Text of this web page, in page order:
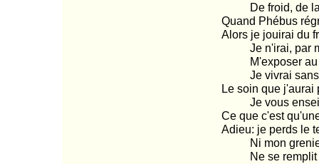
De froid, de
Quand Phébus
Alors je jouirai du
Je n'irai, par
M'exposer au
Je vivrai sans
Le soin que j'aurai
Je vous
Ce que c'est
Adieu: je perds le
Ni mon
Ne se remplit